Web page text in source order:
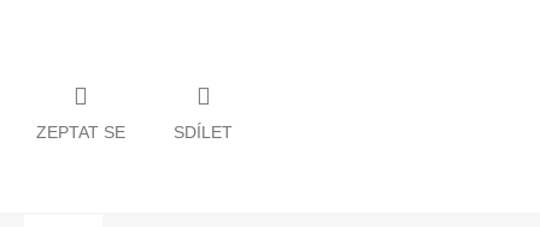
ZEPTAT SE SDÍLET